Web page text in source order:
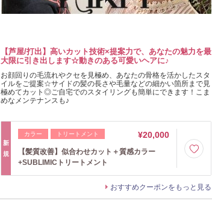
【芦屋/打出】高いカット技術×提案力で、あなたの魅力を最
大限に引き出します☆動きのある可愛いヘアに♪
お顔回りの毛流れやクセを見極め、あなたの骨格を活かしたスタ
イルをご提案☆サイドの髪の長さや毛量などの細かい箇所まで見
極めてカット◎ご自宅でのスタイリングも簡単にできます！こま
めなメンテナンスも♪
新
規
カラー トリートメント ¥20,000
【髪質改善】似合わせカット＋質感カラー
+SUBLIMICトリートメント
おすすめクーポンをもっと見る